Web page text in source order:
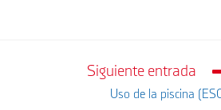
Siguiente entrada
Uso de la piscina